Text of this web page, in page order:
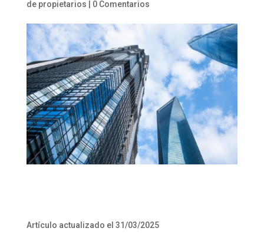
de propietarios
0 Comentarios
Artículo actualizado el 31/03/2025